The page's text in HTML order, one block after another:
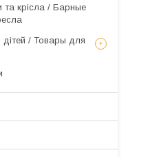
та крісла / Барные
/ Товары для